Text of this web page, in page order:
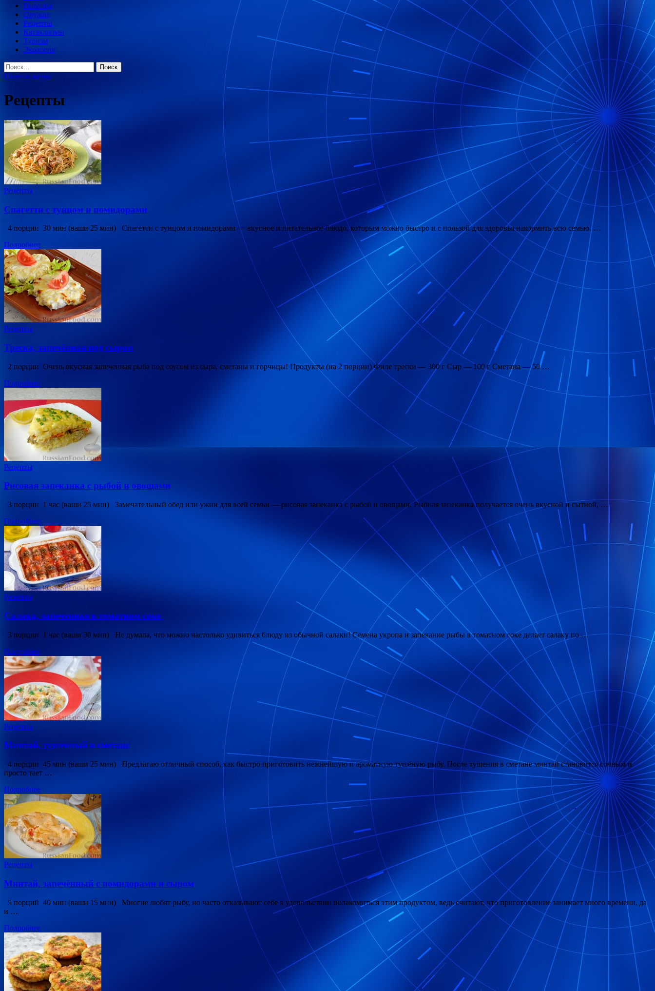
Рыбалка
Оружие
Рецепты
Катаклизмы
Туризм
Экология
Найти:
Главное меню
Рецепты
Рецепты
Спагетти с тунцом и помидорами
4 порции 30 мин (ваши 25 мин) Спагетти с тунцом и помидорами — вкусное и питательное блюдо, которым можно быстро и с пользой для здоровья накормить всю семью. …
Подробнее
Рецепты
Треска, запечённая под сыром
2 порции Очень вкусная запеченная рыба под соусом из сыра, сметаны и горчицы! Продукты (на 2 порции) Филе трески — 300 г Сыр — 100 г Сметана — 50 …
Подробнее
Рецепты
Рисовая запеканка с рыбой и овощами
3 порции 1 час (ваши 25 мин) Замечательный обед или ужин для всей семьи — рисовая запеканка с рыбой и овощами. Рыбная запеканка получается очень вкусной и сытной, …
Подробнее
Рецепты
Салака, запеченная в томатном соке
3 порции 1 час (ваши 30 мин) Не думала, что можно настолько удивиться блюду из обычной салаки! Семена укропа и запекание рыбы в томатном соке делает салаку по …
Подробнее
Рецепты
Минтай, тушенный в сметане
4 порции 45 мин (ваши 25 мин) Предлагаю отличный способ, как быстро приготовить нежнейшую и ароматную тушёную рыбу. После тушения в сметане минтай становится сочным и
просто тает …
Подробнее
Рецепты
Минтай, запечённый с помидорами и сыром
5 порций 40 мин (ваши 15 мин) Многие любят рыбу, но часто отказывают себе в удовольствии полакомиться этим продуктом, ведь считают, что приготовление занимает много времени, да
и …
Подробнее